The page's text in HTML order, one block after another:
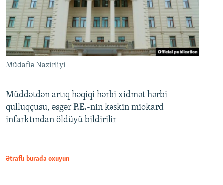
Müdafiə Nazirliyi
Müddətdən artıq həqiqi hərbi xidmət hərbi
qulluqçusu, əsgər P.E.-nin kəskin miokard
infarktından öldüyü bildirilir
Ətraflı burada oxuyun